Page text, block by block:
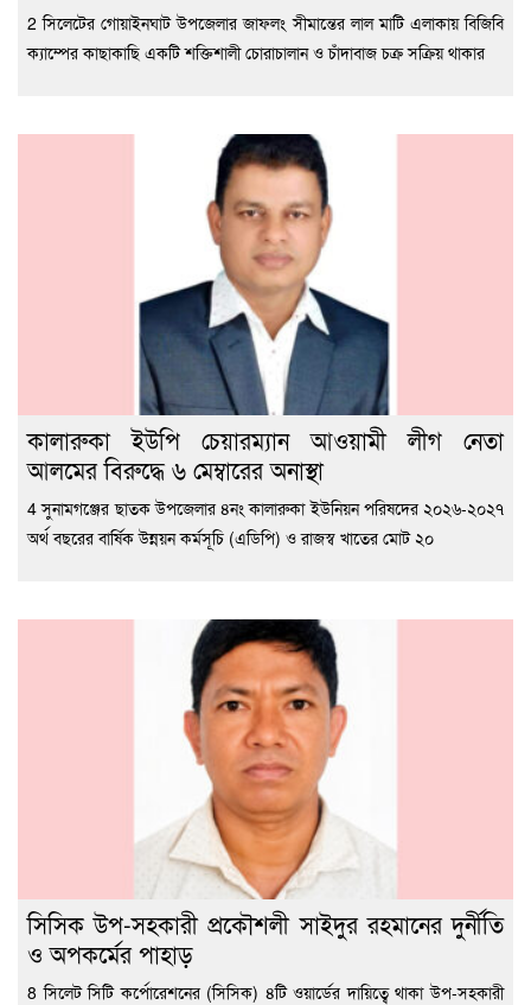
2 সিলেটের গোয়াইনঘাট উপজেলার জাফলং সীমান্তের লাল মাটি এলাকায় বিজিবি
ক্যাম্পের কাছাকাছি একটি শক্তিশালী চোরাচালান ও চাঁদাবাজ চক্র সক্রিয় থাকার
কালারুকা ইউপি চেয়ারম্যান আওয়ামী লীগ নেতা
আলমের বিরুদ্ধে ৬ মেম্বারের অনাস্থা
4 সুনামগঞ্জের ছাতক উপজেলার ৪নং কালারুকা ইউনিয়ন পরিষদের ২০২৬-২০২৭
অর্থ বছরের বার্ষিক উন্নয়ন কর্মসূচি (এডিপি) ও রাজস্ব খাতের মোট ২০
সিসিক উপ-সহকারী প্রকৌশলী সাইদুর রহমানের দুর্নীতি
ও অপকর্মের পাহাড়
8 সিলেট সিটি কর্পোরেশনের (সিসিক) ৪টি ওয়ার্ডের দায়িত্বে থাকা উপ-সহকারী